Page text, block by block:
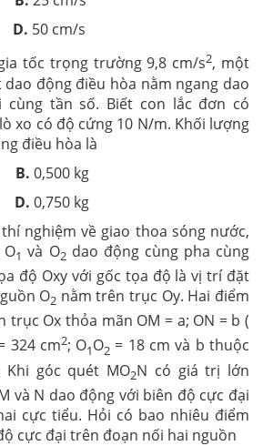
D. 50 cm/s
tốc trọng trường 9,8 cm/s2, một
động điều hòa nằm ngang dao
cùng tần số. Biết con lắc đơn có
xo có độ cứng 10 N/m. Khối lượng
điều hòa là
B. 0,500 kg
D. 0,750 kg
nghiệm về giao thoa sóng nước,
1 và O2dao động cùng pha cùng
độ Oxy với gốc tọa độ là vị trí đặt
O2 nằm trên trục Oy. Hai điểm
trục Ox thỏa mãn OM = a; ON = b (
324 cm2; O1O2 = 18 cm và b thuộc
Khi góc quét MO2N có giá trị lớn
và N dao động với biên độ cực đại
cực tiểu. Hỏi có bao nhiêu điểm
cực đại trên đoạn nối hai nguồn